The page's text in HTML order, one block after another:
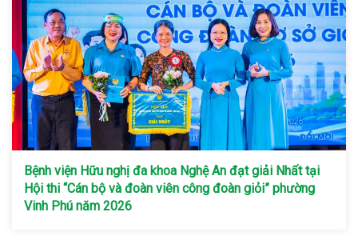
Bệnh viện Hữu nghị đa khoa Nghệ An đạt giải Nhất tại
Hội thi “Cán bộ và đoàn viên công đoàn giỏi” phường
Vinh Phú năm 2026